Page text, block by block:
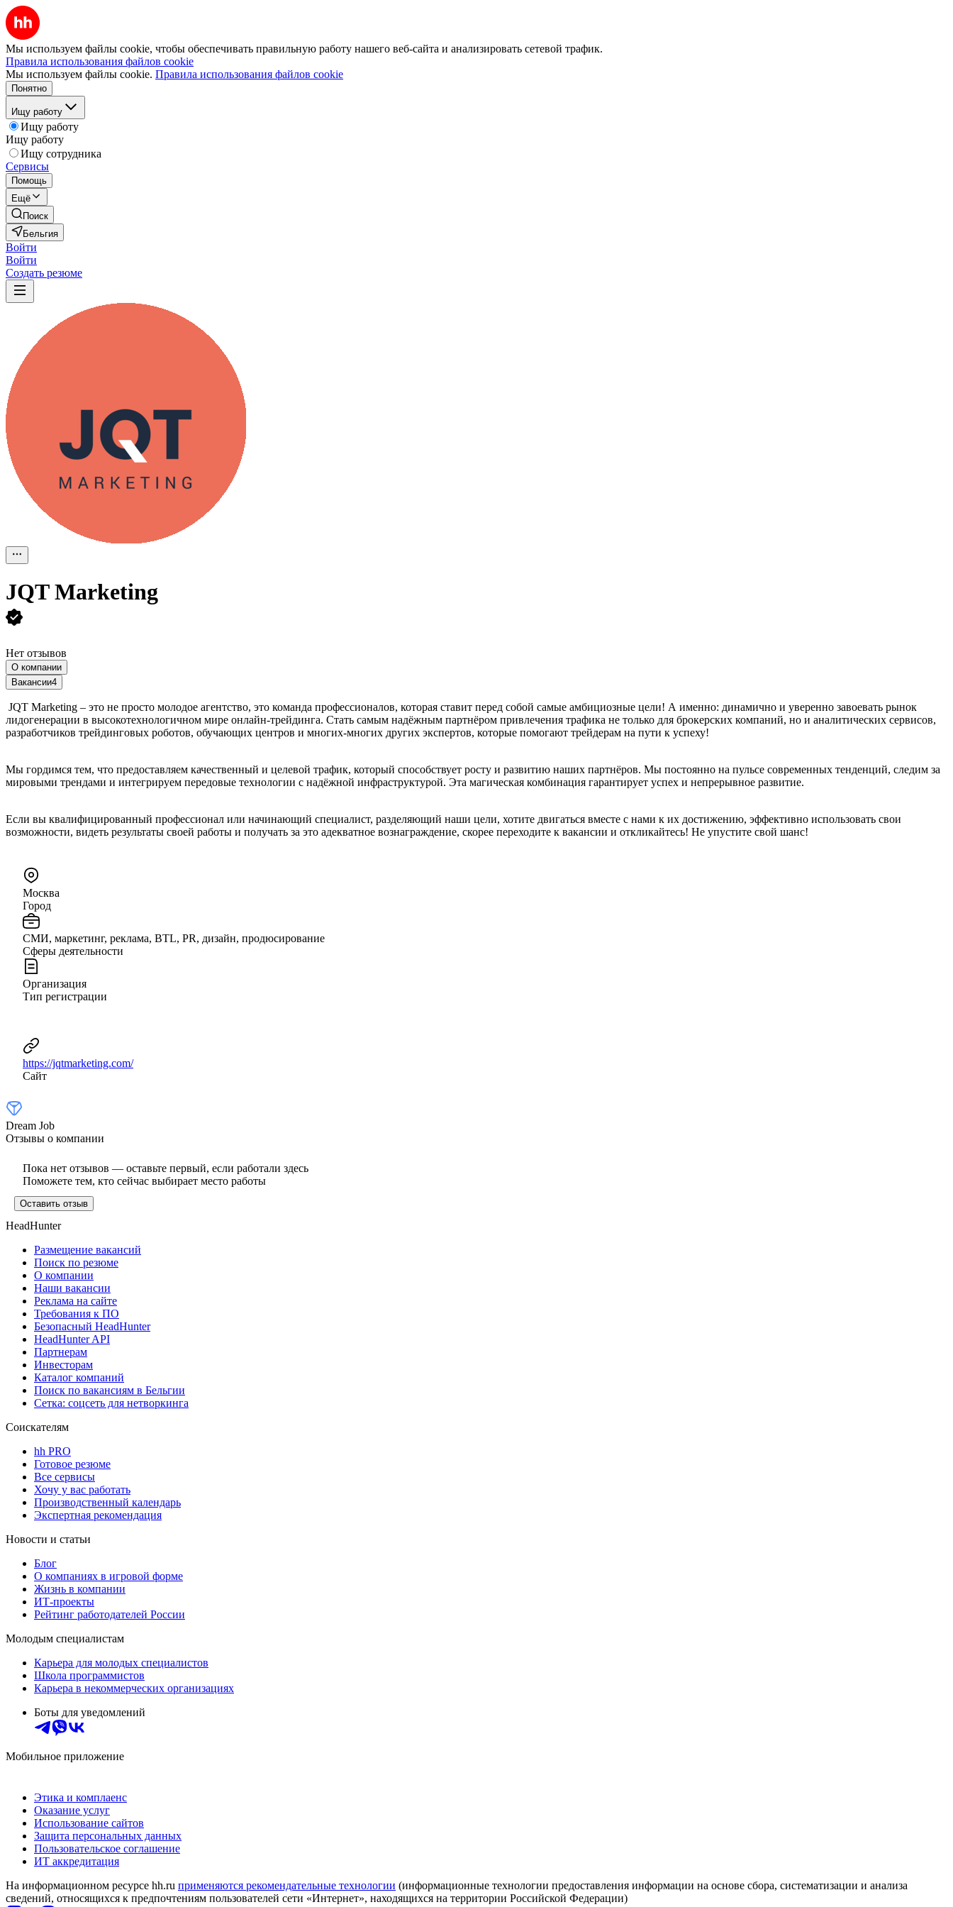
Мы используем файлы cookie, чтобы обеспечивать правильную работу нашего веб-сайта и анализировать сетевой трафик.
Правила использования файлов cookie
Мы используем файлы cookie. Правила использования файлов cookie
Понятно
Ищу работу
Ищу работу
Ищу работу
Ищу сотрудника
Сервисы
Помощь
Ещё
Поиск
Бельгия
Войти
Войти
Создать резюме
JQT Marketing
Нет отзывов
О компании
Вакансии4
JQT Marketing – это не просто молодое агентство, это команда профессионалов, которая ставит перед собой самые амбициозные цели! А именно: динамично и уверенно завоевать рынок
лидогенерации в высокотехнологичном мире онлайн-трейдинга. Стать самым надёжным партнёром привлечения трафика не только для брокерских компаний, но и аналитических сервисов,
разработчиков трейдинговых роботов, обучающих центров и многих-многих других экспертов, которые помогают трейдерам на пути к успеху!
Мы гордимся тем, что предоставляем качественный и целевой трафик, который способствует росту и развитию наших партнёров. Мы постоянно на пульсе современных тенденций, следим за
мировыми трендами и интегрируем передовые технологии с надёжной инфраструктурой. Эта магическая комбинация гарантирует успех и непрерывное развитие.
Если вы квалифицированный профессионал или начинающий специалист, разделяющий наши цели, хотите двигаться вместе с нами к их достижению, эффективно использовать свои
возможности, видеть результаты своей работы и получать за это адекватное вознаграждение, скорее переходите к вакансии и откликайтесь! Не упустите свой шанс!
Москва
Город
СМИ, маркетинг, реклама, BTL, PR, дизайн, продюсирование
Сферы деятельности
Организация
Тип регистрации
https://jqtmarketing.com/
Сайт
Dream Job
Отзывы о компании
Пока нет отзывов — оставьте первый, если работали здесь
Поможете тем, кто сейчас выбирает место работы
Оставить отзыв
HeadHunter
Размещение вакансий
Поиск по резюме
О компании
Наши вакансии
Реклама на сайте
Требования к ПО
Безопасный HeadHunter
HeadHunter API
Партнерам
Инвесторам
Каталог компаний
Поиск по вакансиям в Бельгии
Сетка: соцсеть для нетворкинга
Соискателям
hh PRO
Готовое резюме
Все сервисы
Хочу у вас работать
Производственный календарь
Экспертная рекомендация
Новости и статьи
Блог
О компаниях в игровой форме
Жизнь в компании
ИТ-проекты
Рейтинг работодателей России
Молодым специалистам
Карьера для молодых специалистов
Школа программистов
Карьера в некоммерческих организациях
Боты для уведомлений
Мобильное приложение
Этика и комплаенс
Оказание услуг
Использование сайтов
Защита персональных данных
Пользовательское соглашение
ИТ аккредитация
На информационном ресурсе hh.ru применяются рекомендательные технологии (информационные технологии предоставления информации на основе сбора, систематизации и анализа
сведений, относящихся к предпочтениям пользователей сети «Интернет», находящихся на территории Российской Федерации)